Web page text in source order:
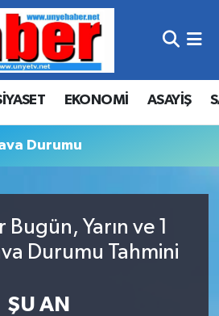
EKONOMİ ASAYİŞ
Durumu
Bugün, Yarın ve 1
Durumu Tahmini
ŞU AN
ve Fikstür